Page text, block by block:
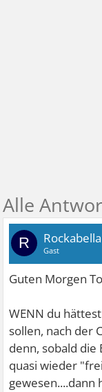
R Gast
Guten Morgen
WENN du
sollen, nach der
denn, sobald die
quasi wieder
gewesen....dann